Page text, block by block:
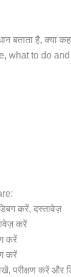
बताता है, क्या
what to do
करें, दस्तावेज़
करें
करें
करें
परीक्षण करें और